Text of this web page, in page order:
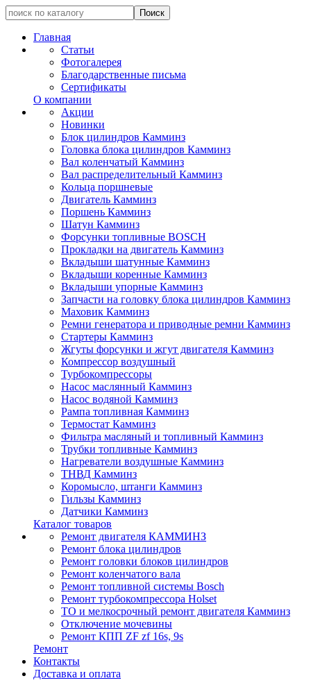
Главная
Статьи
Фотогалерея
Благодарственные письма
Сертификаты
О компании
Акции
Новинки
Блок цилиндров Камминз
Головка блока цилиндров Камминз
Вал коленчатый Камминз
Вал распределительный Камминз
Кольца поршневые
Двигатель Камминз
Поршень Камминз
Шатун Камминз
Форсунки топливные BOSCH
Прокладки на двигатель Камминз
Вкладыши шатунные Камминз
Вкладыши коренные Камминз
Вкладыши упорные Камминз
Запчасти на головку блока цилиндров Камминз
Маховик Камминз
Ремни генератора и приводные ремни Камминз
Стартеры Камминз
Жгуты форсунки и жгут двигателя Камминз
Компрессор воздушный
Турбокомпрессоры
Насос маслянный Камминз
Насос водяной Камминз
Рампа топливная Камминз
Термостат Камминз
Фильтра масляный и топливный Камминз
Трубки топливные Камминз
Нагреватели воздушные Камминз
ТНВД Камминз
Коромысло, штанги Камминз
Гильзы Камминз
Датчики Камминз
Каталог товаров
Ремонт двигателя КАММИНЗ
Ремонт блока цилиндров
Ремонт головки блоков цилиндров
Ремонт коленчатого вала
Ремонт топливной системы Bosch
Ремонт турбокомпрессора Holset
ТО и мелкосрочный ремонт двигателя Камминз
Отключение мочевины
Ремонт КПП ZF zf 16s, 9s
Ремонт
Контакты
Доставка и оплата